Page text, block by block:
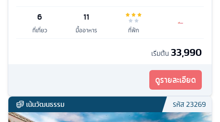
6
ที่เที่ยว
11
มื้ออาหาร ที่พัก
เริ่มต้น 33,990
ดูรายละเอียด
เน้นวัฒนธรรม รหัส23269